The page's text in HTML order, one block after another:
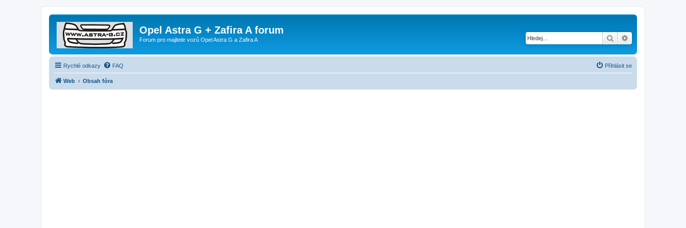
Opel Astra G + Zafira A forum
Forum pro majitele vozů Opel Astra G a Zafira A Hledat
Rychlé odkazy FAQ Přihlásit se
Web Obsah fóra